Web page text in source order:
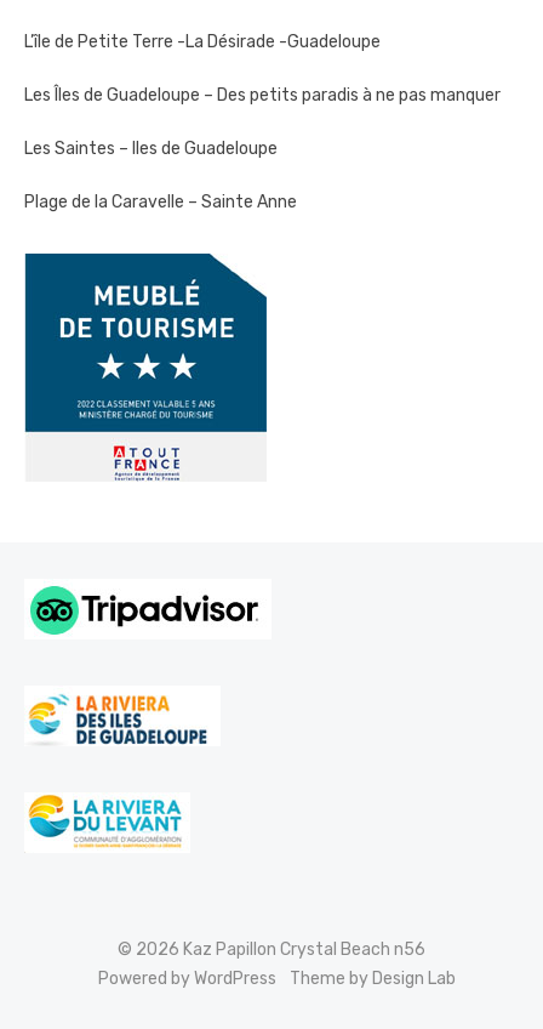
L’île de Petite Terre -La Désirade -Guadeloupe
Les Îles de Guadeloupe – Des petits paradis à ne pas manquer
Les Saintes – Iles de Guadeloupe
Plage de la Caravelle – Sainte Anne
© 2026 Kaz Papillon Crystal Beach n56
Powered by WordPress
Theme by Design Lab